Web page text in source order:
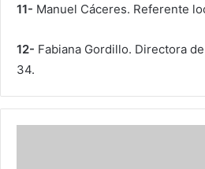
11- Manuel Cáceres. Referente
12- Fabiana Gordillo. Directora
34.